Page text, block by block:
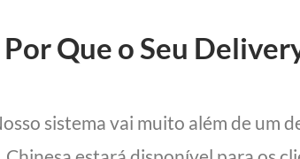
Por Que o Seu
sistema vai muito além de um